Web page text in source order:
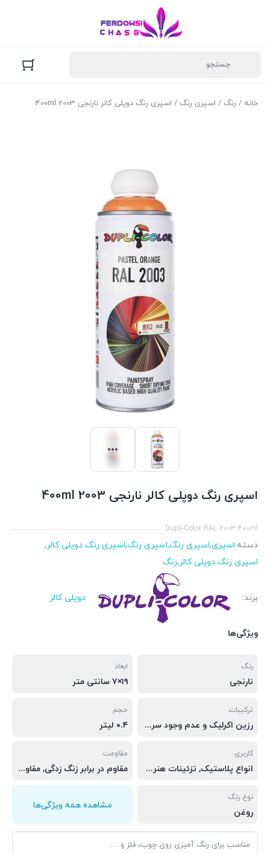
خانه / رنگ / اسپری رنگ / اسپری رنگ دوپلی کالر نارنجی 2003 400ml
اسپری رنگ دوپلی کالر نارنجی 2003 400ml
Dupli-Color RAL 2003 400ml
دسته:اسپری,اسپری رنگ,اسپری رنگ,اسپری رنگ دوپلی کالر,
اسپری رنگ دوپلی کالر,رنگ
برند: دوپلی کالر
ویژگی‌ها
رنگ
نارنجی
ابعاد
۱۹×۷ سانتی متر
ترکیبات
رزین اکرلیک و عدم وجود سرب و مواد سرطان زا
حجم
۰.۴ لیتر
کاربری
انواع پلاستیک, تزئینات هنری, چوب, دیوار, ساختمان, سنگ, فلز
مقاومت
مقاوم در برابر زنگ زدگی, مقاوم در برابر شرایط آب و هوایی متفاوت
نوع رنگ
روغن
مشاهده همه ویژگی‌ها
مناسب برای رنگ آمیزی روی چوب، فلز و …